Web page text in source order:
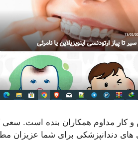
مداوم همکاران بنده است. سعی
های دندانپزشکی برای شما عزیزان